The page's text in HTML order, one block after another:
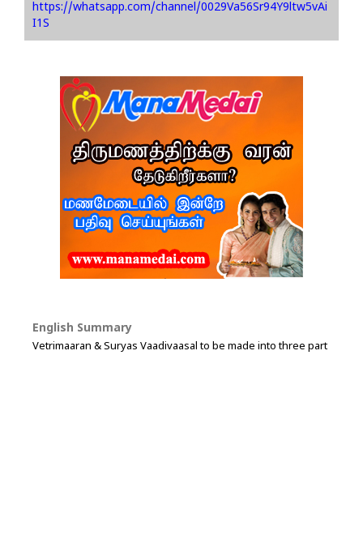
https://whatsapp.com/channel/0029Va56Sr94Y9ltw5vAi
I1S
English Summary
Vetrimaaran & Suryas Vaadivaasal to be made into three part